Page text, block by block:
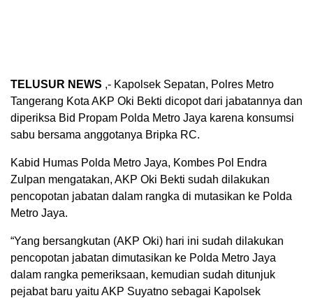
TELUSUR NEWS ,- Kapolsek Sepatan, Polres Metro
Tangerang Kota AKP Oki Bekti dicopot dari jabatannya dan
diperiksa Bid Propam Polda Metro Jaya karena konsumsi
sabu bersama anggotanya Bripka RC.
Kabid Humas Polda Metro Jaya, Kombes Pol Endra
Zulpan mengatakan, AKP Oki Bekti sudah dilakukan
pencopotan jabatan dalam rangka di mutasikan ke Polda
Metro Jaya.
“Yang bersangkutan (AKP Oki) hari ini sudah dilakukan
pencopotan jabatan dimutasikan ke Polda Metro Jaya
dalam rangka pemeriksaan, kemudian sudah ditunjuk
pejabat baru yaitu AKP Suyatno sebagai Kapolsek